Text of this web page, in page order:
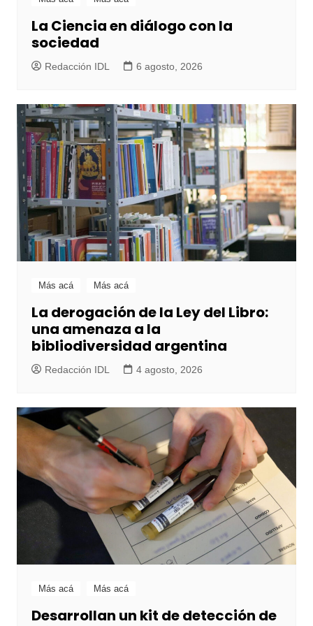
La Ciencia en diálogo con la
sociedad
Redacción IDL 6 agosto, 2026
Más acá Más acá
La derogación de la Ley del Libro:
una amenaza a la
bibliodiversidad argentina
Redacción IDL 4 agosto, 2026
Más acá Más acá
Desarrollan un kit de detección de